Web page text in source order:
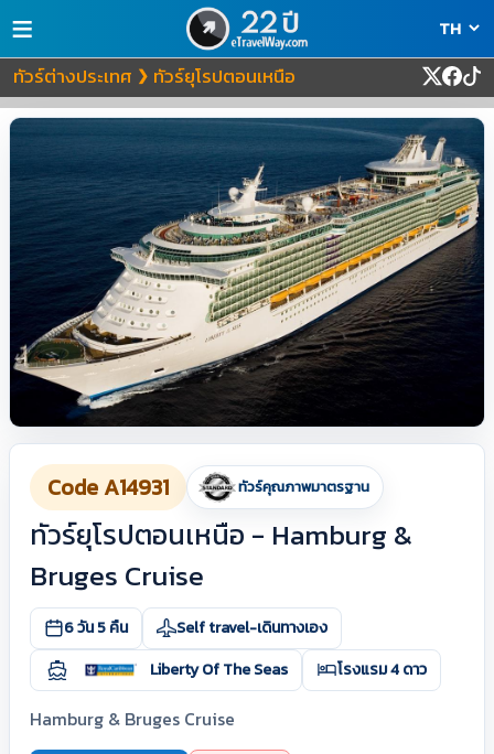
≡
ทัวร์ต่างประเทศ ❯ ทัวร์ยุโรปตอนเหนือ
Code A14931 ทัวร์คุณภาพมาตรฐาน
ทัวร์ยุโรปตอนเหนือ - Hamburg &
Bruges Cruise
6 วัน 5 คืน
Self travel-เดินทางเอง
Liberty Of The Seas
โรงแรม 4 ดาว
Hamburg & Bruges Cruise